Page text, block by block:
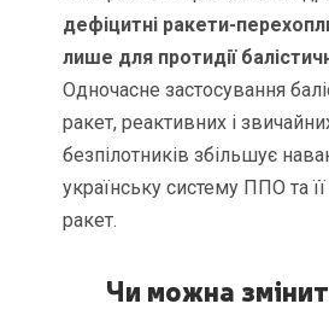
дефіцитні ракети-
лише для протидії
Одночасне застосування
ракет, реактивних і
безпілотників збільшує
українську систему ППО та її
ракет.
Чи можна